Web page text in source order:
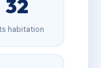
32
habitation